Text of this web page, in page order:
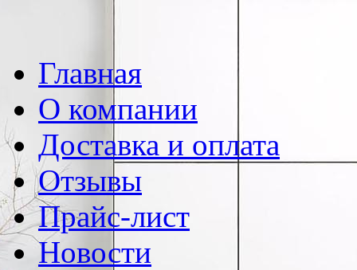
Главная
О компании
Доставка и оплата
Отзывы
Прайс-лист
Новости